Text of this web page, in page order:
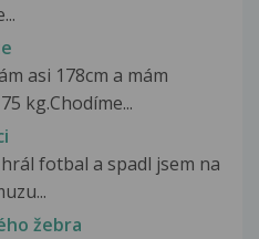
asi 178cm a mám
kg.Chodíme...
fotbal a spadl jsem na
žebra